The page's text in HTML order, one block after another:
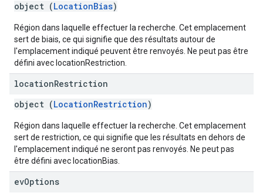
object (LocationBias)
Région dans laquelle effectuer la recherche. Cet emplacement
sert de biais, ce qui signifie que des résultats autour de
l'emplacement indiqué peuvent être renvoyés. Ne peut pas être
défini avec locationRestriction.
locationRestriction
object (LocationRestriction)
Région dans laquelle effectuer la recherche. Cet emplacement
sert de restriction, ce qui signifie que les résultats en dehors de
l'emplacement indiqué ne seront pas renvoyés. Ne peut pas
être défini avec locationBias.
evOptions